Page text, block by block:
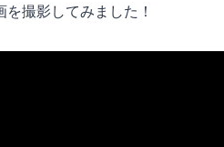
を撮影してみました！